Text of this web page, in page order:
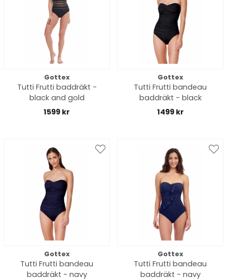
Gottex
Tutti Frutti baddräkt -
black and gold
1599 kr
Gottex
Tutti Frutti bandeau
baddräkt - black
1499 kr
Gottex
Tutti Frutti bandeau
baddräkt - navy
Gottex
Tutti Frutti bandeau
baddräkt - navy